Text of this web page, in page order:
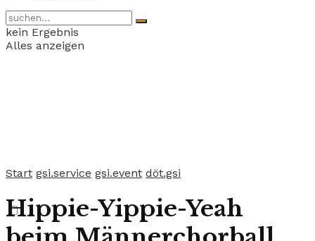
kein Ergebnis
Alles anzeigen
Start gsi.service gsi.event döt.gsi
Hippie-Yippie-Yeah